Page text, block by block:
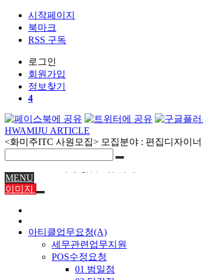
시작페이지
북마크
RSS 구독
로그인
회원 가입
정보찾기
4
HWAMIJU ARTICLE
<화미주ITC 사원모집> 모집분야 : 편집디자이
58489 전액 환불 5회 삭제
화미주헤어 양산점 이전 안내 7/21
부원장K 여름휴가 8월휴무 안내 7/20
MENU
이미지
아티클업무요청(A)
세무관련업무지원
POS수정요청
01 범일점